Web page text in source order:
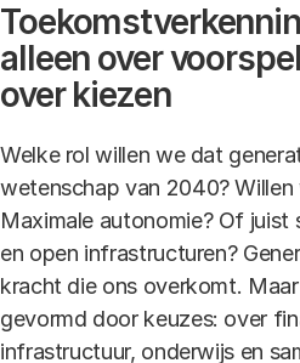
alleen over
over kiezen
Welke rol willen we dat
wetenschap van 2040?
Maximale autonomie? Of
en open infrastructuren?
kracht die ons overkomt.
gevormd door keuzes: over
infrastructuur, onderwijs en